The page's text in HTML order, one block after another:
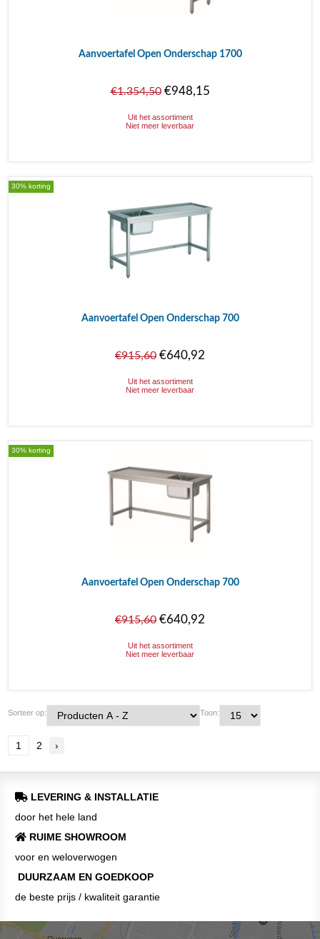
Aanvoertafel Open Onderschap 1700
€1.354,50€948,15
Uit het assortiment
Niet meer leverbaar
30% korting
Aanvoertafel Open Onderschap 700
€915,60 €640,92
Uit het assortiment
Niet meer leverbaar
30% korting
Aanvoertafel Open Onderschap 700
€915,60 €640,92
Uit het assortiment
Niet meer leverbaar
Sorteer op: Toon:
1 2 ›
LEVERING & INSTALLATIE
door het hele land
RUIME SHOWROOM
voor en weloverwogen
DUURZAAM EN GOEDKOOP
de beste prijs / kwaliteit garantie